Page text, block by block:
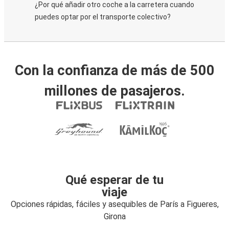
¿Por qué añadir otro coche a la carretera cuando
puedes optar por el transporte colectivo?
Con la confianza de más de 500
millones de pasajeros.
Qué esperar de tu
viaje
Opciones rápidas, fáciles y asequibles de París a Figueres,
Girona